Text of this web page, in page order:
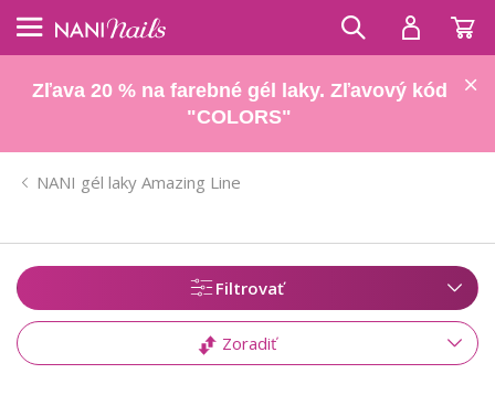
Zľava 20 % na farebné gél laky. Zľavový kód
"COLORS"
NANI gél laky Amazing Line
Filtrovať
Zoradiť